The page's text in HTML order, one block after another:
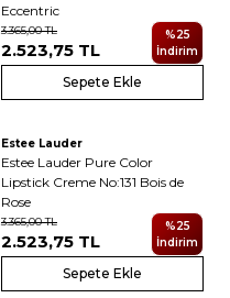
Eccentric
3.365,00TL
2.523,75 TL
%25
İndirim
Sepete Ekle
Estee Lauder
Estee Lauder Pure Color
Lipstick Creme No:131 Bois de
Rose
3.365,00TL
2.523,75 TL
%25
İndirim
Sepete Ekle